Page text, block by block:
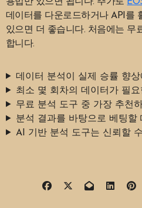
데이터를 다운로드하거나 API를
있으면 더 좋습니다. 처음에는 무
합니다.
데이터 분석이 실제 승률 향
최소 몇 회차의 데이터가 필요
무료 분석 도구 중 가장 추천
분석 결과를 바탕으로 베팅할
AI 기반 분석 도구는 신뢰할